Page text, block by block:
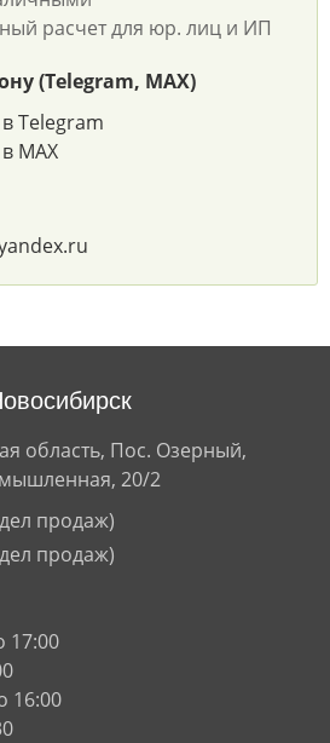
расчет для юр. лиц и ИП
(Telegram, MAX)
Telegram
MAX
область, Пос. Озерный,
20/2
продаж)
продаж)
17:00
16:00